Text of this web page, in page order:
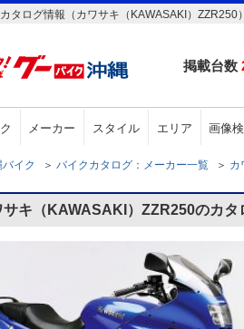
タログ情報（カワサキ（KAWASAKI）ZZR250）
掲載台数
メーカー スタイル エリア 画像
イク ＞ バイクカタログ：メーカー一覧 ＞ カ
サキ（KAWASAKI）ZZR250のカタ